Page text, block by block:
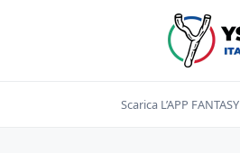
Scarica L’APP FANTASY